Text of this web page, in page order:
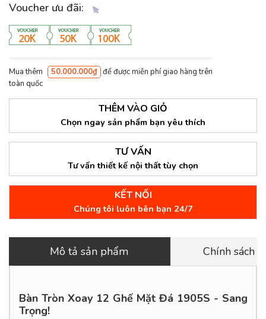
Voucher ưu đãi:
Mua thêm 50.000.000₫ để được miễn phí giao hàng trên
toàn quốc
THÊM VÀO GIỎ
Chọn ngay sản phẩm bạn yêu thích
TƯ VẤN
Tư vấn thiết kế nội thất tùy chọn
KẾT NỐI
Chúng tôi luôn bên bạn 24/7
Mô tả sản phẩm Chính sách
Bàn Tròn Xoay 12 Ghế Mặt Đá 1905S - Sang
Trọng!